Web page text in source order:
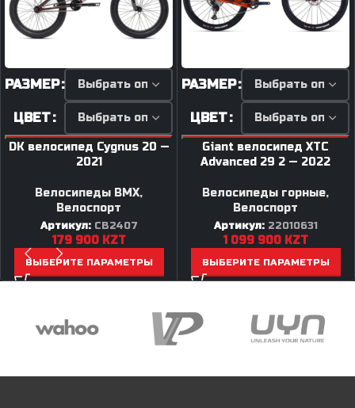
РАЗМЕР
ЦВЕТ
DK велосипед Cygnus 20 —
2021
Велосипеды BMX,
Велоспорт
Артикул: CB2407
179 900 KZT
ВЫБЕРИТЕ ПАРАМЕТРЫ
РАЗМЕР
ЦВЕТ
Giant велосипед XTC
Advanced 29 2 — 2022
Велосипеды горные,
Велоспорт
Артикул: 22010631
1 099 900 KZT
ВЫБЕРИТЕ ПАРАМЕТРЫ